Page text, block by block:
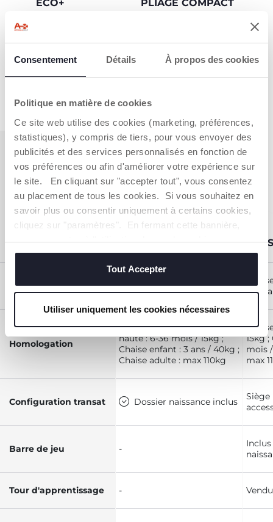
Consentement Détails À propos des cookies
Politique en matière de cookies
Ce site web utilise des cookies (marketing, préférences,
statistiques), y compris de tiers, pour vous envoyer des
publicités et des services personnalisés en fonction de
vos préférences ou afin d'améliorer votre expérience sur
le site. En cliquant sur "accepter tout", vous consentez
au placement de tous les cookies. Si vous souhaitez en
savoir plus ou consentir uniquement à certains cookies,
cliquez sur "paramètres". En fermant cette bannière,
vous consentez à l'utilisation des seuls cookies
techniques, qui sont essentiels au service demandé.
Tout Accepter
Utiliser uniquement les cookies nécessaires
ECO+ PLIAGE COMPACT
place dans la maison
et tient debout tout
COMPARER
LES CHAISES
HAUTES
MERAVIGLIA
Configurations
enfant et chaise adulte
et
Homologation
Transat : 0-6 mois ; Chaise
haute : 6-36 mois / 15kg ;
Chaise enfant : 3 ans / 40kg ;
Chaise adulte : max 110kg
15kg
mois
max
Configuration transat Dossier naissance inclus
Siège
Barre de jeu -
Tour d'apprentissage -